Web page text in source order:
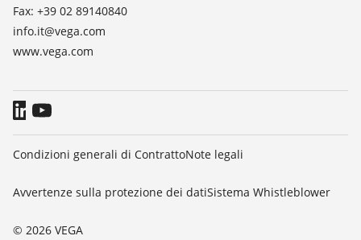
Fax: +39 02 89140840
info.it@vega.com
www.vega.com
© 2026 VEGA
Condizioni generali di ContrattoNote legali
Avvertenze sulla protezione dei datiSistema Whistleblower